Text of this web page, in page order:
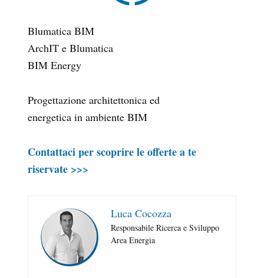
Blumatica BIM
ArchIT e Blumatica
BIM Energy
Progettazione architettonica ed
energetica in ambiente BIM
Contattaci per scoprire le offerte a te
riservate >>>
Luca Cocozza
Responsabile Ricerca e Sviluppo
Area Energia